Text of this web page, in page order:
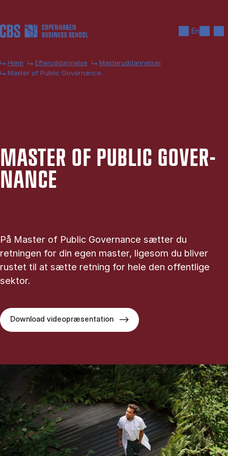
En
Hjem Efteruddannelse
Masteruddannelser
Master of Public Governance
MA­STER OF PU­BLIC GOVER­
NAN­CE
På Master of Public Governance sætter du
retningen for din egen master, ligesom du bliver
rustet til at sætte retning for hele den offentlige
sektor.
Download videopræsentation